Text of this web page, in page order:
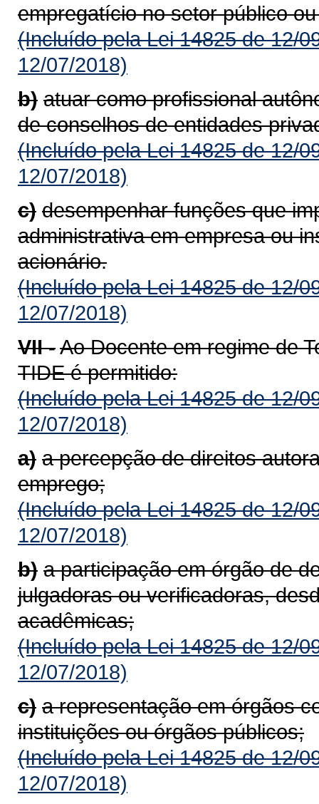
empregatício no setor público
(Incluído pela Lei 14825 de 12/
12/07/2018)
b) atuar como profissional
de conselhos de entidades
(Incluído pela Lei 14825 de 12/
12/07/2018)
c) desempenhar funções que
administrativa em empresa ou
acionário.
(Incluído pela Lei 14825 de 12/
12/07/2018)
VII -Ao Docente em regime de
TIDE é permitido:
(Incluído pela Lei 14825 de 12/
12/07/2018)
a) a percepção de direitos
emprego;
(Incluído pela Lei 14825 de 12/
12/07/2018)
b) a participação em órgão de
julgadoras ou verificadoras,
acadêmicas;
(Incluído pela Lei 14825 de 12/
12/07/2018)
c) a representação em órgãos
instituições ou órgãos públicos;
(Incluído pela Lei 14825 de 12/
12/07/2018)